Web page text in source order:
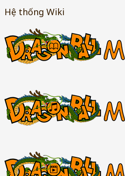
Hệ thống Wiki